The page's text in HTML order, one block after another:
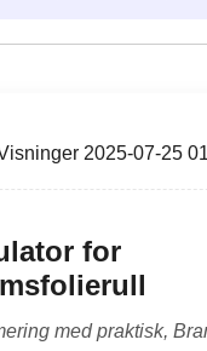
2025-07-25
for
med praktisk,